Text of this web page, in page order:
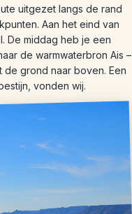
uitgezet langs de rand
Aan het eind van
De middag heb je een
de warmwaterbron Ais –
de grond naar boven. Een
vonden wij.